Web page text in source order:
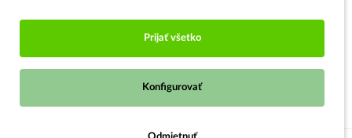
Prijať všetko
Konfigurovať